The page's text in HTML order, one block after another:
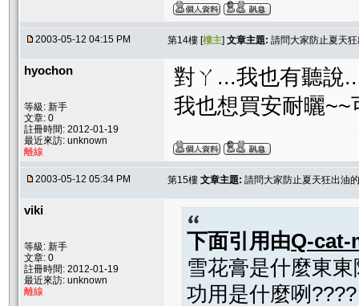
2003-05-12 04:15 PM 第14樓 [樓主] 文章主題: 請問大家防止夏天
hyochon
等級: 新手
文章: 0
註冊時間: 2012-01-19
最近來訪: unknown
離線
對ㄚ...我也有聽說
我也想買安耐曬
2003-05-12 05:34 PM 第15樓 文章主題: 請問大家防止夏天狂出油
viki
等級: 新手
文章: 0
註冊時間: 2012-01-19
最近來訪: unknown
離線
下面引用由Q-cat-
雪花膏是什麼東東
功用是什麼咧????